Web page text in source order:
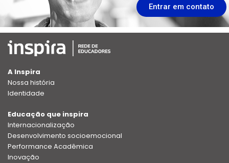
Entrar em contato
A Inspira
Nossa história
Identidade
Educação que inspira
Internacionalização
Desenvolvimento socioemocional
Performance Acadêmica
Inovação